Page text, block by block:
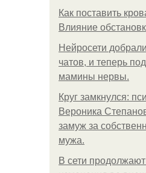
Как поставить
Влияние
Нейросети
чатов, и теперь
мамины нервы.
Круг замкнулся:
Вероника
замуж за
мужа.
В сети